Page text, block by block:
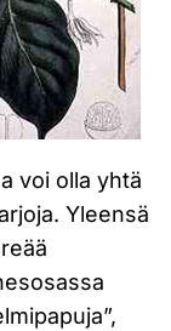
voi olla yhtä
Yleensä